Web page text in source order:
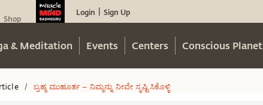
Shop
Login Sign Up
& Meditation Events Centers Conscious Planet
/ ಬ್ರಹ್ಮ ಮುಹೂರ್ತ – ನಿಮ್ಮನ್ನು ನೀವೇ ಸೃಷ್ಟಿಸಿಕೊಳ್ಳಿ